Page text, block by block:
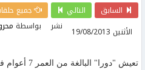
السابق التالي
جميع
نشر
الأثنين 19/08/2013 بواسطة
تعيش "دورا"